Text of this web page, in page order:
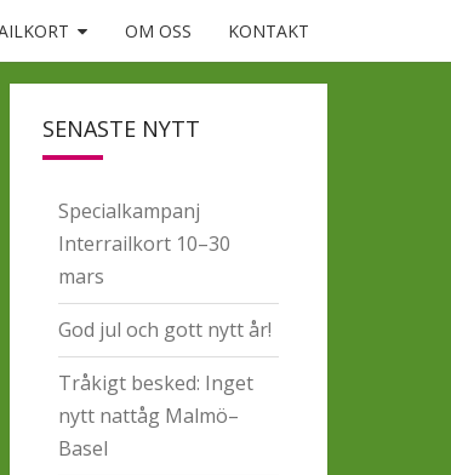
OM OSS KONTAKT
SENASTE NYTT
Specialkampanj
Interrailkort 10–30
mars
God jul och gott nytt år!
Tråkigt besked: Inget
nytt nattåg Malmö–
Basel